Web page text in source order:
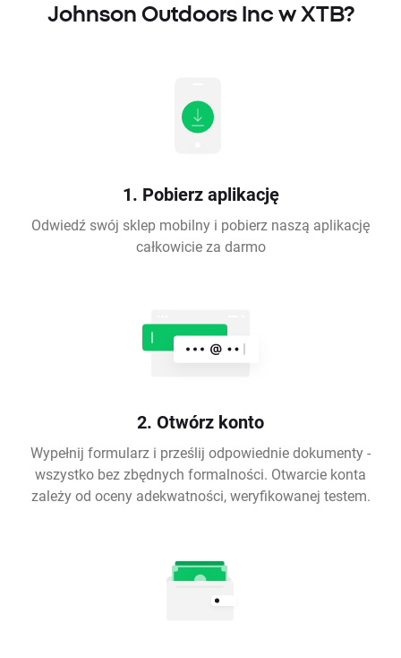
Johnson Outdoors Inc w XTB?
1. Pobierz aplikację
Odwiedź swój sklep mobilny i pobierz naszą aplikację
całkowicie za darmo
2. Otwórz konto
Wypełnij formularz i prześlij odpowiednie dokumenty -
wszystko bez zbędnych formalności. Otwarcie konta
zależy od oceny adekwatności, weryfikowanej testem.